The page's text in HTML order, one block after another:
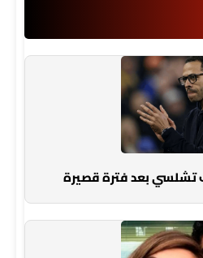
تشلسي بعد فترة قصيرة